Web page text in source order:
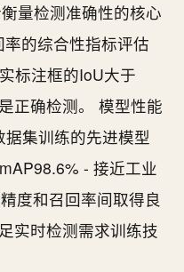
量检测准确性的核心
的综合性指标评估
标注框的IoU大于
正确检测。 模型性能
集训练的先进模型
- 接近工业
度和召回率间取得良
实时检测需求训练技